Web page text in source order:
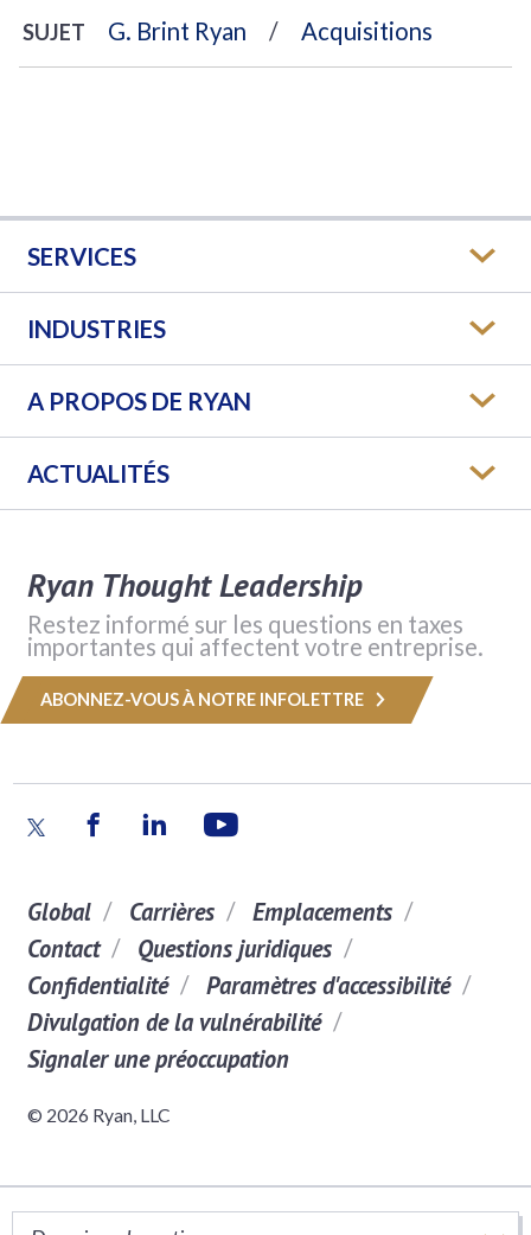
SUJET G. Brint Ryan Acquisitions
SERVICES
INDUSTRIES
A PROPOS DE RYAN
ACTUALITÉS
Ryan Thought Leadership
Restez informé sur les questions en taxes
importantes qui affectent votre entreprise.
ABONNEZ-VOUS À NOTRE INFOLETTRE
Global Carrières
Emplacements
Contact
Questions juridiques
Confidentialité
Paramètres d'accessibilité
Divulgation de la vulnérabilité
Signaler une préoccupation
© 2026 Ryan, LLC